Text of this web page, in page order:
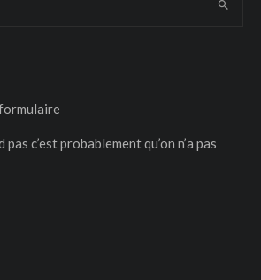
c’est probablement qu’on n’a pas